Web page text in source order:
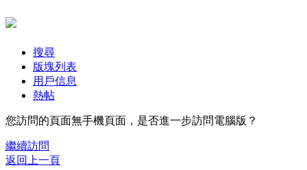
搜尋
版塊列表
用戶信息
熱帖
您訪問的頁面無手機頁面，是否進一步訪問電腦版？
繼續訪問
返回上一頁